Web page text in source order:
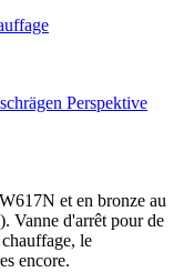
et en bronze au
Vanne d'arrêt pour de
le
encore.